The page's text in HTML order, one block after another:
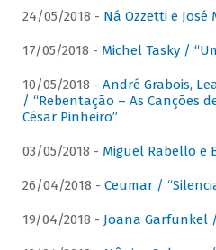
24/05/2018 - Ná Ozzetti e José
17/05/2018 - Michel Tasky /
10/05/2018 - André Grabois,
/ “Rebentação – As Canções
César Pinheiro”
03/05/2018 - Miguel Rabello e
26/04/2018 - Ceumar /
19/04/2018 - Joana Garfunkel